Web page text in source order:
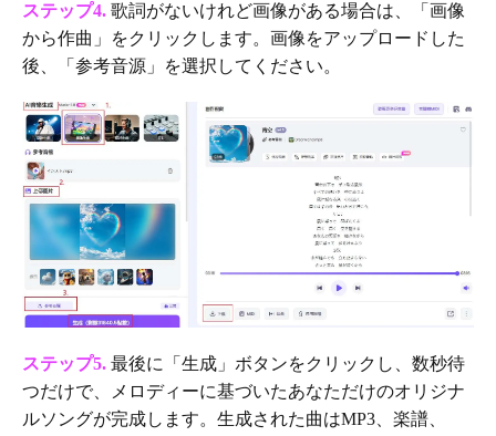
ステップ4. 歌詞がないけれど画像がある場合は、「画像
から作曲」をクリックします。画像をアップロードした
後、「参考音源」を選択してください。
ステップ5. 最後に「生成」ボタンをクリックし、数秒待
つだけで、メロディーに基づいたあなただけのオリジナ
ルソングが完成します。生成された曲はMP3、楽譜、